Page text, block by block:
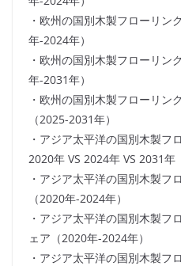
・欧州の国別木製フローリン
年-2024年）
・欧州の国別木製フローリン
年-2031年）
・欧州の国別木製フローリン
（2025-2031年）
・アジア太平洋の国別木製フ
2020年 VS 2024年 VS 2031年
・アジア太平洋の国別木製フ
（2020年-2024年）
・アジア太平洋の国別木製フ
ェア（2020年-2024年）
・アジア太平洋の国別木製フ